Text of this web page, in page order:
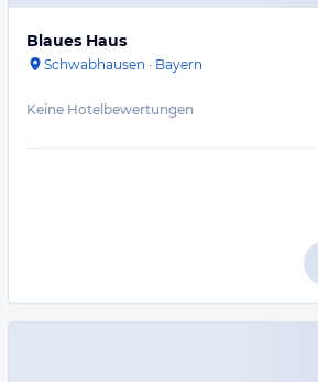
Blaues Haus
Schwabhausen · Bayern
Keine Hotelbewertungen